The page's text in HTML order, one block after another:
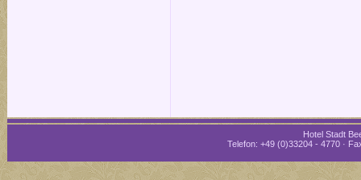
Hotel Stadt
Telefon: +49 (0)33204 - 4770 ·